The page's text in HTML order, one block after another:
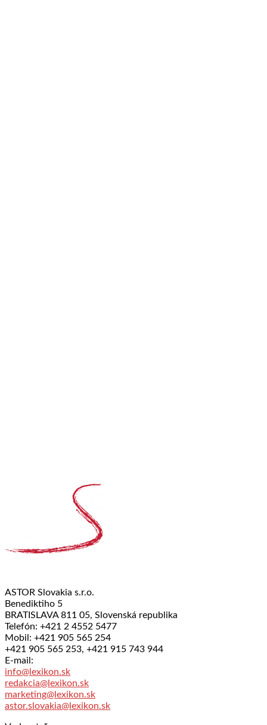
ASTOR Slovakia s.r.o.
Benediktiho 5
BRATISLAVA 811 05, Slovenská republika
Telefón: +421 2 4552 5477
Mobil: +421 905 565 254
+421 905 565 253, +421 915 743 944
E-mail:
info@lexikon.sk
redakcia@lexikon.sk
marketing@lexikon.sk
astor.slovakia@lexikon.sk